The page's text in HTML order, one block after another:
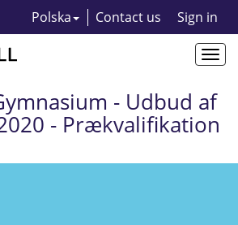
Polska Contact us Sign in
- Udbud af
- Prækvalifikation